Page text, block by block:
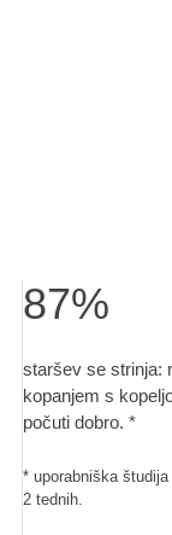
87%
staršev se strinja:
kopanjem s
počuti dobro. *
* uporabniška
2 tednih.